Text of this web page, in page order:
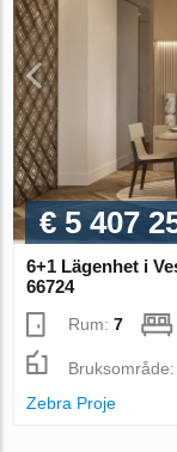
€ 5 407
6+1 Lägenhet i
66724
Rum:7
Zebra Proje